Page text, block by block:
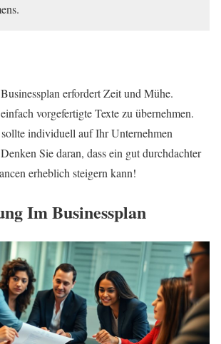
erfordert Zeit und Mühe.
vorgefertigte Texte zu übernehmen.
sollte individuell auf Ihr Unternehmen
Sie daran, dass ein gut durchdachter
erheblich steigern kann!
Im Businessplan